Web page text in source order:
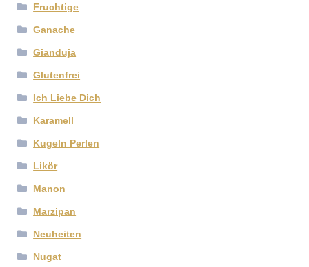
Fruchtige
Ganache
Gianduja
Glutenfrei
Ich Liebe Dich
Karamell
Kugeln Perlen
Likör
Manon
Marzipan
Neuheiten
Nugat